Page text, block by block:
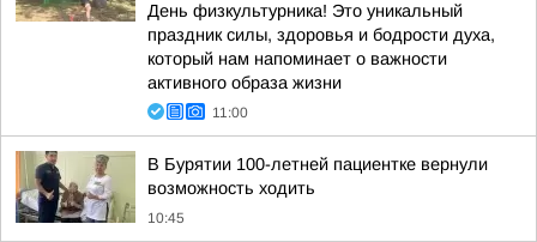
День физкультурника! Это уникальный
праздник силы, здоровья и бодрости духа,
который нам напоминает о важности
активного образа жизни
11:00
В Бурятии 100-летней пациентке вернули
возможность ходить
10:45